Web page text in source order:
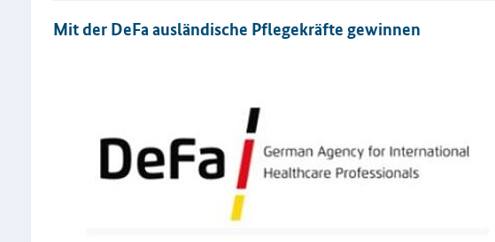
Mit der DeFa ausländische Pflegekräfte gewinnen